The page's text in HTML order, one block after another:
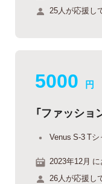
25人が応援し
5000 円
「ファッショ
Venus S-3 Tシ
2023年12月 に
26人が応援し